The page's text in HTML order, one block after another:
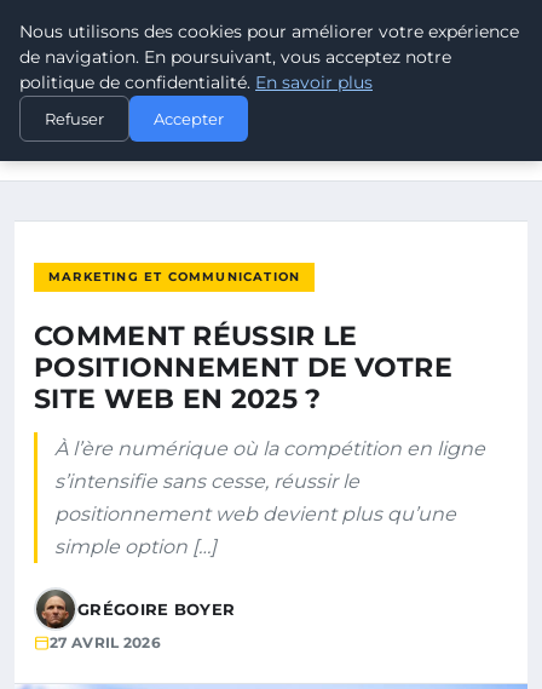
POUVOIR OUVRIER
ACCUEIL
COMMENT RÉUSSIR LE POSITIONNEMENT DE VOTRE SITE WEB
MARKETING ET COMMUNICATION
COMMENT RÉUSSIR LE
POSITIONNEMENT DE VOTRE
SITE WEB EN 2025 ?
À l’ère numérique où la compétition en ligne
s’intensifie sans cesse, réussir le
positionnement web devient plus qu’une
simple option […]
GRÉGOIRE BOYER
27 AVRIL 2026
Nous utilisons des cookies pour améliorer votre expérience
de navigation. En poursuivant, vous acceptez notre
politique de confidentialité. En savoir plus
Refuser Accepter